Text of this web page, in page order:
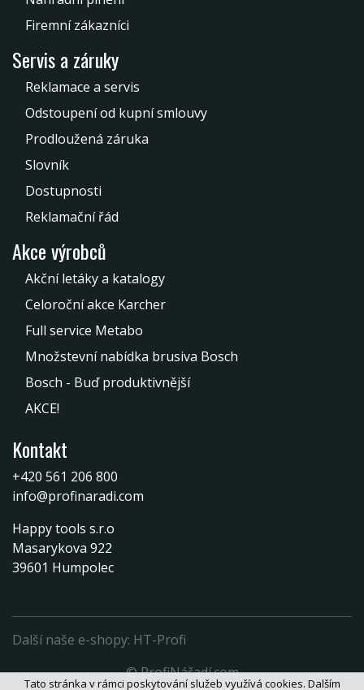
Firemní zákazníci
Servis a záruky
Reklamace a servis
Odstoupení od kupní smlouvy
Prodloužená záruka
Slovník
Dostupnosti
Reklamační řád
Akce výrobců
Akční letáky a katalogy
Celoroční akce Karcher
Full service Metabo
Množstevní nabídka brusiva Bosch
Bosch - Buď produktivnější
AKCE!
Kontakt
+420 561 206 800
info@profinaradi.com
Happy tools s.r.o
Masarykova 922
39601 Humpolec
Další naše e-shopy: HT-Profi
© ProfiNářadí.com
Tato stránka v rámci poskytování služeb využívá cookies. Dalším